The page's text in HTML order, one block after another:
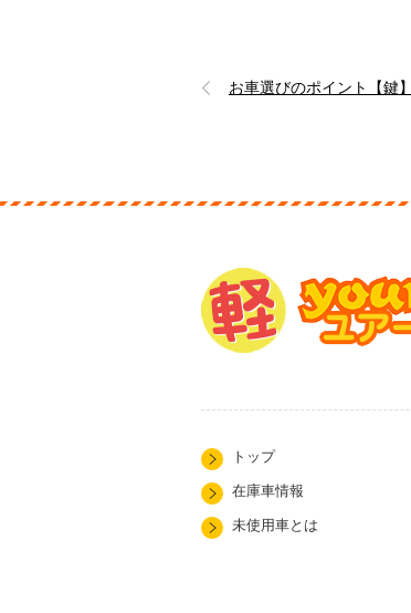
お車選びのポイント【鍵】
トップ
在庫車情報
未使用車とは